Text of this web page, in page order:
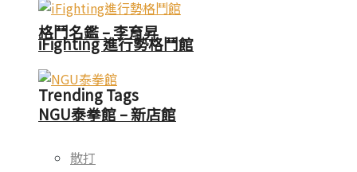
格鬥名鑑 – 李育昇
Trending Tags
散打
iFighting 進行勢格鬥館
NGU泰拳館 – 新店館